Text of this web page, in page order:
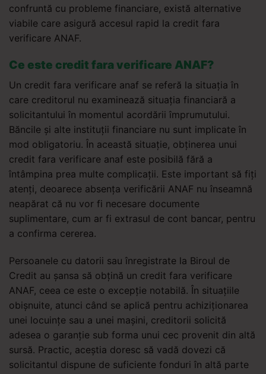
confruntă cu probleme financiare, există alternative
viabile care asigură accesul rapid la credit fara
verificare ANAF.
Ce este credit fara verificare ANAF?
Un credit fara verificare anaf se referă la situația în
care creditorul nu examinează situația financiară a
solicitantului în momentul acordării împrumutului.
Băncile și alte instituții financiare nu sunt implicate în
mod obligatoriu. În această situație, obținerea unui
credit fara verificare anaf este posibilă fără a
întâmpina prea multe complicații. Este important să fiți
atenți, deoarece absența verificării ANAF nu înseamnă
neapărat că nu vor fi necesare documente
suplimentare, cum ar fi extrasul de cont bancar, pentru
a confirma cererea.
Persoanele cu datorii sau înregistrate la Biroul de
Credit au șansa să obțină un credit fara verificare
ANAF, ceea ce este o excepție notabilă. În situațiile
obișnuite, atunci când se aplică pentru achiziționarea
unei locuințe sau a unei mașini, creditorii solicită
adesea o garanție sub forma unui cec provenit din altă
sursă. Practic, aceștia doresc să vadă dovezi că
solicitantul dispune de suficiente fonduri în altă parte